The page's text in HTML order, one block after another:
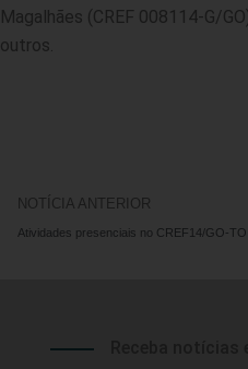
Magalhães (CREF 008114-G/
outros.
NOTÍCIA ANTERIOR